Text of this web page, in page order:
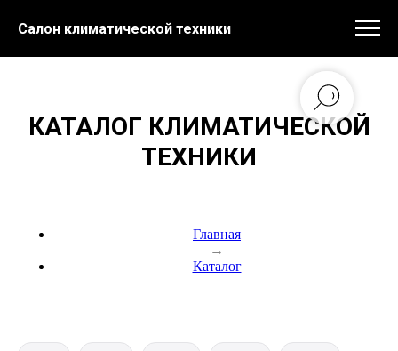
Салон климатической техники
КАТАЛОГ КЛИМАТИЧЕСКОЙ
ТЕХНИКИ
Главная
→
Каталог